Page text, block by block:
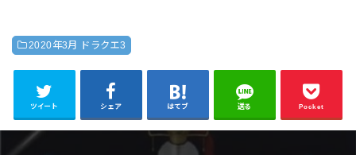
2020年3月 ドラクエ3
ツイート シェア はてブ 送る Pocket